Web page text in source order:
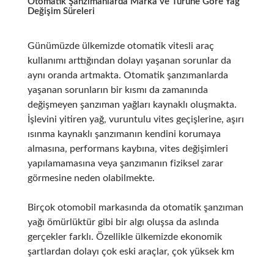
Değişim Süreleri
Günümüzde ülkemizde otomatik vitesli araç
kullanımı arttığından dolayı yaşanan sorunlar da
aynı oranda artmakta. Otomatik şanzımanlarda
yaşanan sorunların bir kısmı da zamanında
değişmeyen şanzıman yağları kaynaklı oluşmakta.
İşlevini yitiren yağ, vuruntulu vites geçişlerine, aşırı
ısınma kaynaklı şanzımanın kendini korumaya
almasına, performans kaybına, vites değişimleri
yapılamamasına veya şanzımanın fiziksel zarar
görmesine neden olabilmekte.
Birçok otomobil markasında da otomatik şanzıman
yağı ömürlüktür gibi bir algı oluşsa da aslında
gerçekler farklı. Özellikle ülkemizde ekonomik
şartlardan dolayı çok eski araçlar, çok yüksek km